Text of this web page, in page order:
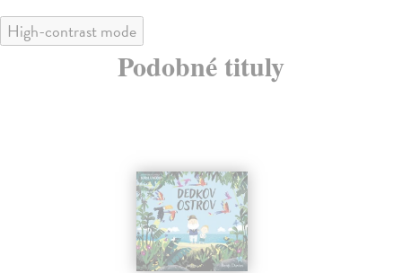
High-contrast mode
Podobné tituly